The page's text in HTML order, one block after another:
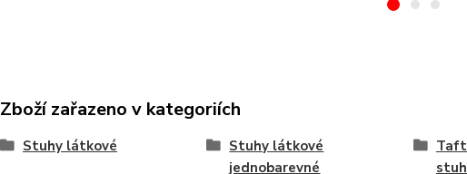
Zboží zařazeno v kategoriích
Stuhy látkové
Stuhy látkové
jednobarevné